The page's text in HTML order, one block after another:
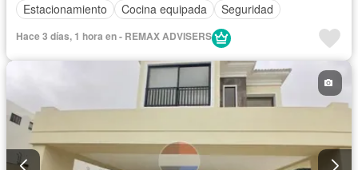
Estacionamiento
Cocina equipada Seguridad
Hace 3 días, 1 hora en - REMAX ADVISERS